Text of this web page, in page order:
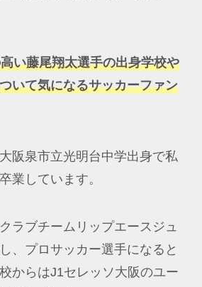
い藤尾翔太選手の出身学校や
いて気になるサッカーファン
阪泉市立光明台中学出身で私
業しています。
ラブチームリップエースジュ
、プロサッカー選手になると
からはJ1セレッソ大阪のユー